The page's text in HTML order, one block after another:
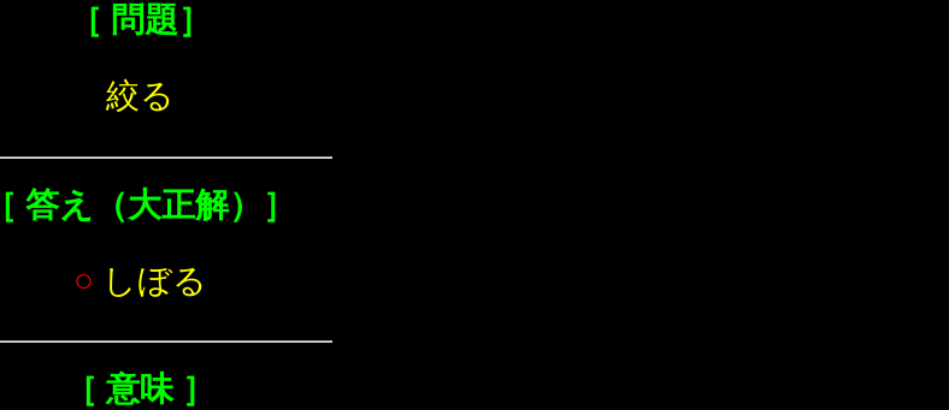
［ 問題］
絞る
［ 答え（大正解）］
○ しぼる
［ 意味 ］